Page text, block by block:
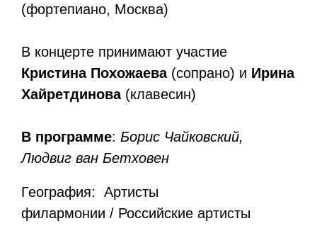
(фортепиано, Москва)
В концерте принимают участие
Кристина Похожаева(сопрано) и Ирина
Хайретдинова(клавесин)
В программе: Борис Чайковский,
Людвиг ван Бетховен
География: Артисты
филармонии / Российские артисты